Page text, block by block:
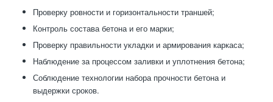
Проверку ровности и горизонтальности траншей;
Контроль состава бетона и его марки;
Проверку правильности укладки и армирования каркаса;
Наблюдение за процессом заливки и уплотнения бетона;
Соблюдение технологии набора прочности бетона и
выдержки сроков.